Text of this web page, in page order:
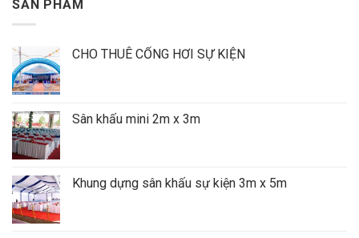
SẢN PHẨM
CHO THUÊ CỔNG HƠI SỰ KIỆN
Sân khấu mini 2m x 3m
Khung dựng sân khấu sự kiện 3m x 5m